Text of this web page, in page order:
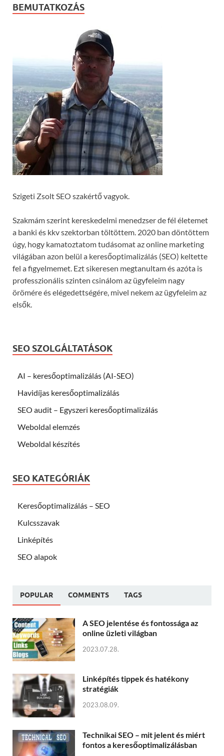
BEMUTATKOZÁS
Szigeti Zsolt SEO szakértő vagyok.
Szakmám szerint kereskedelmi menedzser de fél életemet
a banki és kkv szektorban töltöttem. 2020 ban döntöttem
úgy, hogy kamatoztatom tudásomat az online marketing
világában azon belül a keresőoptimalizálás (SEO) keltette
fel a figyelmemet. Ezt sikeresen megtanultam és azóta is
professzionális szinten csinálom az ügyfeleim nagy
örömére és elégedettségére, mivel nekem az ügyfeleim az
elsők.
SEO SZOLGÁLTATÁSOK
AI – keresőoptimalizálás (AI-SEO)
Havidíjas keresőoptimalizálás
SEO audit – Egyszeri keresőoptimalizálás
Weboldal elemzés
Weboldal készítés
SEO KATEGÓRIÁK
Keresőoptimalizálás – SEO
Kulcsszavak
Linképítés
SEO alapok
POPULAR COMMENTS TAGS
A SEO jelentése és fontossága az
online üzleti világban
2023.07.28.
Linképítés tippek és hatékony
stratégiák
2023.08.09.
Technikai SEO – mit jelent és miért
fontos a keresőoptimalizálásban